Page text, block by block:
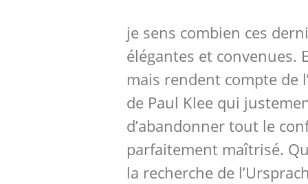
je sens combien ces
élégantes et convenues.
mais rendent compte de
de Paul Klee qui
d’abandonner tout le
parfaitement maîtrisé.
la recherche de